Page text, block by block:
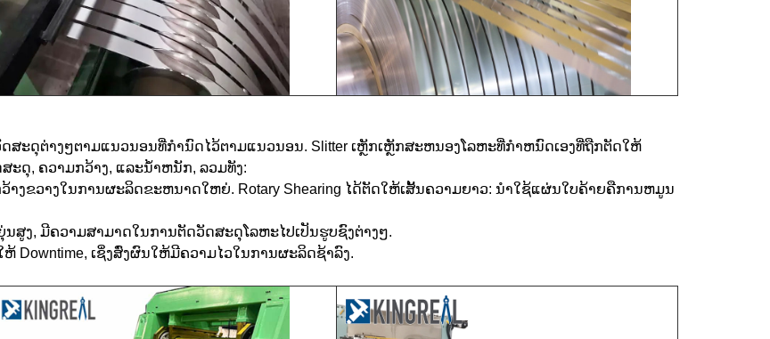
ສະດຸຕ່າງໆຕາມແນວນອນທີ່ກໍານົດໄວ້ຕາມແນວນອນ. Slitter ເຫຼັກເຫຼັກສະຫນອງໂລຫະທີ່ກໍາຫນົດເອງທີ່ຖືກຕັດໃຫ້
ະດຸ, ຄວາມກວ້າງ, ແລະນ້ໍາຫນັກ, ລວມທັງ:
ວ້າງຂວາງໃນການຜະລິດຂະຫນາດໃຫຍ່. Rotary Shearing ໄດ້ຕັດໃຫ້ເສັ້ນຄວາມຍາວ: ນໍາໃຊ້ແຜ່ນໃບຄ້າຍຄືການຫມູນ
ສູງ, ມີຄວາມສາມາດໃນການຕັດວັດສະດຸໂລຫະໄປເປັນຮູບຊົງຕ່າງໆ.
Downtime, ເຊິ່ງສົ່ງຜົນໃຫ້ມີຄວາມໄວໃນການຜະລິດຊ້າລົງ.